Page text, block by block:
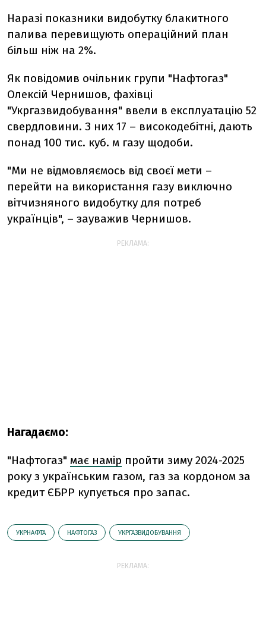
Наразі показники видобутку блакитного
палива перевищують операційний план
більш ніж на 2%.
Як повідомив очільник групи "Нафтогаз"
Олексій Чернишов, фахівці
"Укргазвидобування" ввели в експлуатацію 52
свердловини. З них 17 – високодебітні, дають
понад 100 тис. куб. м газу щодоби.
"Ми не відмовляємось від своєї мети –
перейти на використання газу виключно
вітчизняного видобутку для потреб
українців", – зауважив Чернишов.
РЕКЛАМА:
Нагадаємо:
"Нафтогаз" має намір пройти зиму 2024-2025
року з українським газом, газ за кордоном за
кредит ЄБРР купується про запас.
УКРНАФТА НАФТОГАЗ УКРГАЗВИДОБУВАННЯ
РЕКЛАМА: